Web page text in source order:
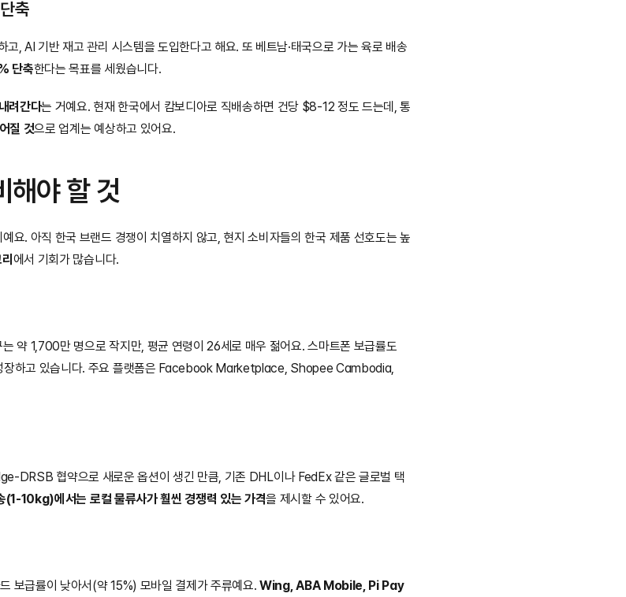
축
, AI 기반 재고 관리 시스템을 도입한다고 해요. 또 베트남·태국으로 가는 육로 배송
단축한다는 목표를 세웠습니다.
려간다는 거예요. 현재 한국에서 캄보디아로 직배송하면 건당 $8-12 정도 드는데, 통
질 것으로 업계는 예상하고 있어요.
해야 할 것
요. 아직 한국 브랜드 경쟁이 치열하지 않고, 현지 소비자들의 한국 제품 선호도는 높
에서 기회가 많습니다.
약 1,700만 명으로 작지만, 평균 연령이 26세로 매우 젊어요. 스마트폰 보급률도
장하고 있습니다. 주요 플랫폼은 Facebook Marketplace, Shopee Cambodia,
DRSB 협약으로 새로운 옵션이 생긴 만큼, 기존 DHL이나 FedEx 같은 글로벌 택
(1-10kg)에서는 로컬 물류사가 훨씬 경쟁력 있는 가격을 제시할 수 있어요.
보급률이 낮아서(약 15%) 모바일 결제가 주류예요. Wing, ABA Mobile, Pi Pay